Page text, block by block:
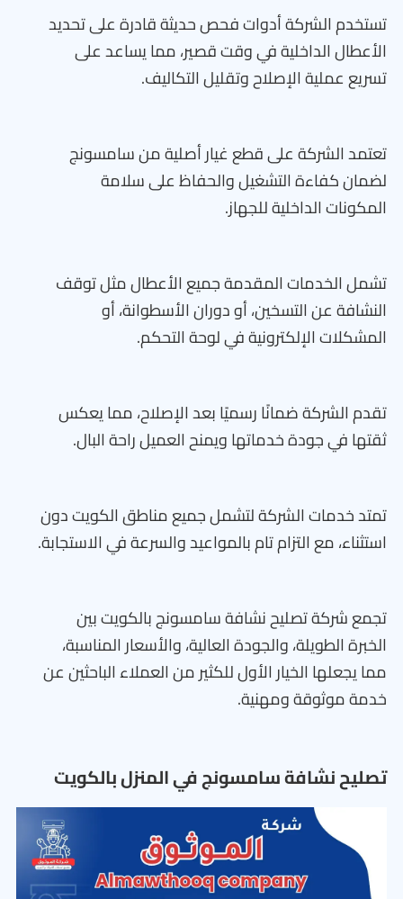
تستخدم الشركة أدوات فحص حديثة قادرة على تحديد
الأعطال الداخلية في وقت قصير، مما يساعد على
تسريع عملية الإصلاح وتقليل التكاليف.
تعتمد الشركة على قطع غيار أصلية من سامسونج
لضمان كفاءة التشغيل والحفاظ على سلامة
المكونات الداخلية للجهاز.
تشمل الخدمات المقدمة جميع الأعطال مثل توقف
النشافة عن التسخين، أو دوران الأسطوانة، أو
المشكلات الإلكترونية في لوحة التحكم.
تقدم الشركة ضمانًا رسميًا بعد الإصلاح، مما يعكس
ثقتها في جودة خدماتها ويمنح العميل راحة البال.
تمتد خدمات الشركة لتشمل جميع مناطق الكويت دون
استثناء، مع التزام تام بالمواعيد والسرعة في الاستجابة.
تجمع شركة تصليح نشافة سامسونج بالكويت بين
الخبرة الطويلة، والجودة العالية، والأسعار المناسبة،
مما يجعلها الخيار الأول للكثير من العملاء الباحثين عن
خدمة موثوقة ومهنية.
تصليح نشافة سامسونج في المنزل بالكويت